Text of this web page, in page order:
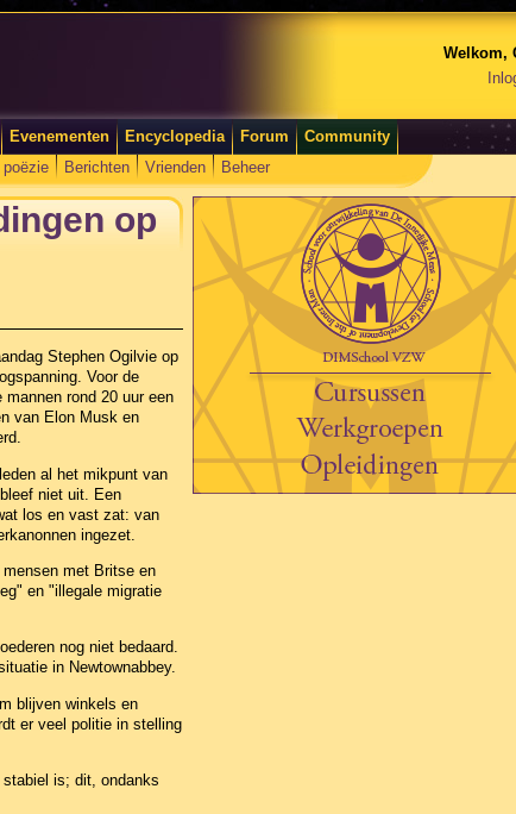
Welkom,
Evenementen Encyclopedia Forum
Community
poëzie Berichten Vrienden Beheer
op
Stephen Ogilvie op
Voor de
rond 20 uur een
van Elon Musk en
al het mikpunt van
niet uit. Een
los en vast zat: van
ingezet.
met Britse en
en "illegale migratie
nog niet bedaard.
in Newtownabbey.
blijven winkels en
er veel politie in stelling
is; dit, ondanks